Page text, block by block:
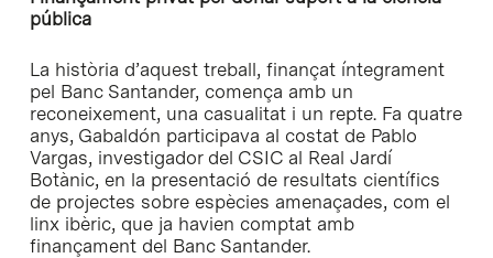
pública
La història d’aquest treball, finançat íntegrament
pel Banc Santander, comença amb un
reconeixement, una casualitat i un repte. Fa quatre
anys, Gabaldón participava al costat de Pablo
Vargas, investigador del CSIC al Real Jardí
Botànic, en la presentació de resultats científics
de projectes sobre espècies amenaçades, com el
linx ibèric, que ja havien comptat amb
finançament del Banc Santander.